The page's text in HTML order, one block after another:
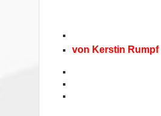
von Kerstin Rumpf